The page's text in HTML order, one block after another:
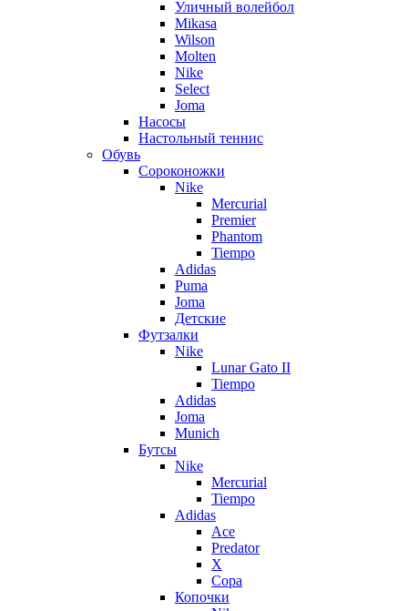
Уличный волейбол
Mikasa
Wilson
Molten
Nike
Select
Joma
Насосы
Настольный теннис
Обувь
Сороконожки
Nike
Mercurial
Premier
Phantom
Tiempo
Adidas
Puma
Joma
Детские
Футзалки
Nike
Lunar Gato II
Tiempo
Adidas
Joma
Munich
Бутсы
Nike
Mercurial
Tiempo
Adidas
Ace
Predator
X
Copa
Копочки